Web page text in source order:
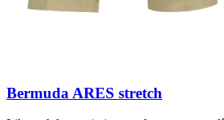
Bermuda ARES stretch